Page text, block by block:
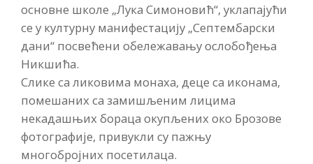
основне школе „Лука Симоновић“, уклапајући
се у културну манифестацију „Септембарски
дани“ посвећени обележавању ослобођења
Никшића.
Слике са ликовима монаха, деце са иконама,
помешаних са замишљеним лицима
некадашњих бораца окупљених око Брозове
фотографије, привукли су пажњу
многобројних посетилаца.